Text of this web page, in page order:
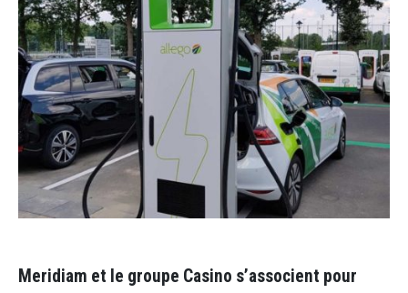
Meridiam et le groupe Casino s’associent pour